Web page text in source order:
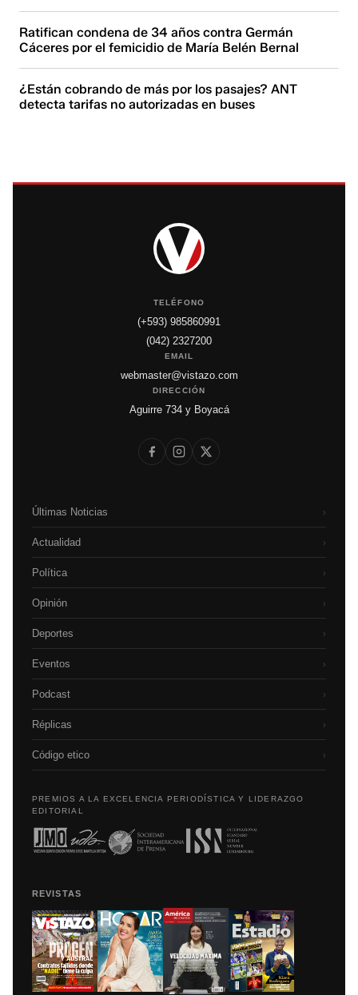
Ratifican condena de 34 años contra Germán
Cáceres por el femicidio de María Belén Bernal
¿Están cobrando de más por los pasajes? ANT
detecta tarifas no autorizadas en buses
TELÉFONO
(+593) 985860991
(042) 2327200
EMAIL
webmaster@vistazo.com
DIRECCIÓN
Aguirre 734 y Boyacá
Últimas Noticias ›
Actualidad ›
Política ›
Opinión ›
Deportes ›
Eventos ›
Podcast ›
Réplicas ›
Código etico ›
PREMIOS A LA EXCELENCIA PERIODÍSTICA Y LIDERAZGO
EDITORIAL
REVISTAS